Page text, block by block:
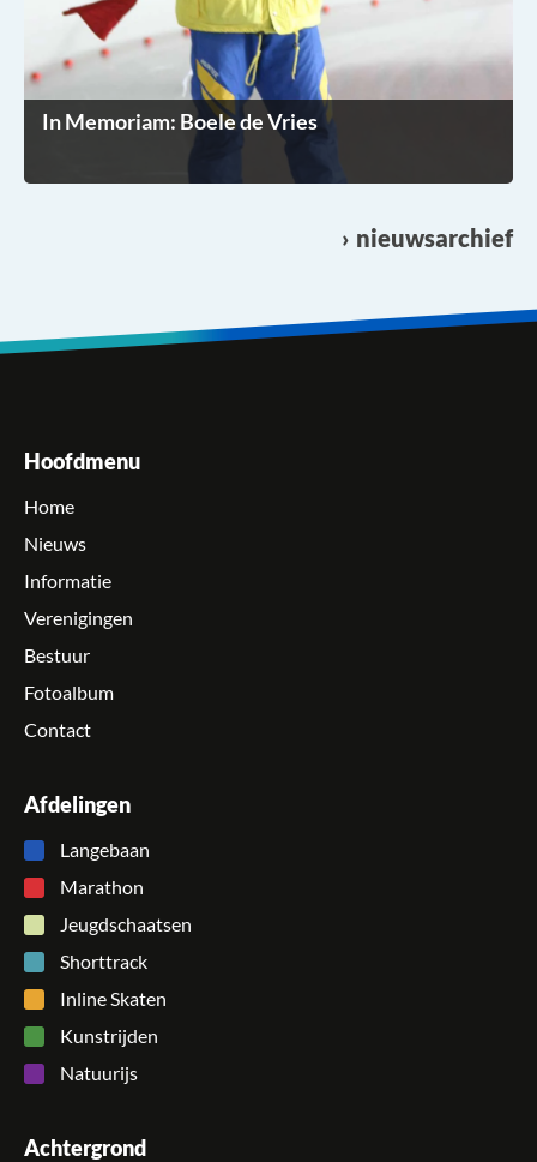
In Memoriam: Boele de Vries
nieuwsarchief
Hoofdmenu
Home
Nieuws
Informatie
Verenigingen
Bestuur
Fotoalbum
Contact
Afdelingen
Langebaan
Marathon
Jeugdschaatsen
Shorttrack
Inline Skaten
Kunstrijden
Natuurijs
Achtergrond